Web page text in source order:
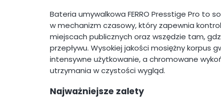
Bateria umywalkowa FERRO Presstige Pro to
w mechanizm czasowy, który zapewnia
miejscach publicznych oraz wszędzie tam,
przepływu. Wysokiej jakości mosiężny korpus
intensywne użytkowanie, a chromowane
utrzymania w czystości wygląd.
Najważniejsze zalety